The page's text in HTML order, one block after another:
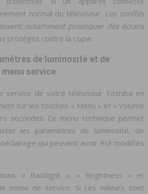
normal du téléviseur. Les conflits
notamment provoquer des écrans
protégés contre la copie.
de luminosité et de
service
service de votre téléviseur Toshiba en
sur les touches « Menu » et « Volume
secondes. Ce menu technique permet
les paramètres de luminosité, de
qui peuvent avoir été modifiés
« Backlight », « Brightness » et
menu de service. Si ces valeurs sont